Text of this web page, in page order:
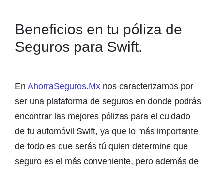
Beneficios en tu póliza de
Seguros para Swift.
En AhorraSeguros.Mx nos caracterizamos por
ser una plataforma de seguros en donde podrás
encontrar las mejores pólizas para el cuidado
de tu automóvil Swift, ya que lo más importante
de todo es que serás tú quien determine que
seguro es el más conveniente, pero además de